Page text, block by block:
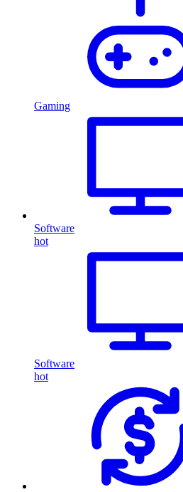
Gaming
Software
hot
Software
hot